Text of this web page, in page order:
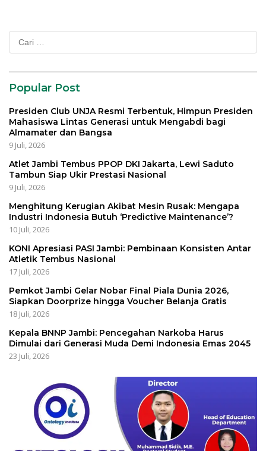
Cari
untuk:
Popular Post
Presiden Club UNJA Resmi Terbentuk, Himpun Presiden
Mahasiswa Lintas Generasi untuk Mengabdi bagi
Almamater dan Bangsa
9 Juli, 2026
Atlet Jambi Tembus PPOP DKI Jakarta, Lewi Saduto
Tambun Siap Ukir Prestasi Nasional
9 Juli, 2026
Menghitung Kerugian Akibat Mesin Rusak: Mengapa
Industri Indonesia Butuh ‘Predictive Maintenance’?
10 Juli, 2026
KONI Apresiasi PASI Jambi: Pembinaan Konsisten Antar
Atletik Tembus Nasional
17 Juli, 2026
Pemkot Jambi Gelar Nobar Final Piala Dunia 2026,
Siapkan Doorprize hingga Voucher Belanja Gratis
18 Juli, 2026
Kepala BNNP Jambi: Pencegahan Narkoba Harus
Dimulai dari Generasi Muda Demi Indonesia Emas 2045
23 Juli, 2026